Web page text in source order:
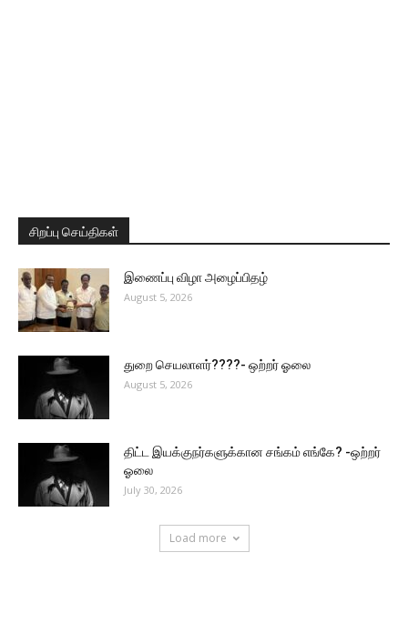
சிறப்பு செய்திகள்
இணைப்பு விழா அழைப்பிதழ்
August 5, 2026
துறை செயலாளர்????- ஒற்றர் ஓலை
August 5, 2026
திட்ட இயக்குநர்களுக்கான சங்கம் எங்கே? -ஒற்றர்
ஓலை
July 30, 2026
Load more